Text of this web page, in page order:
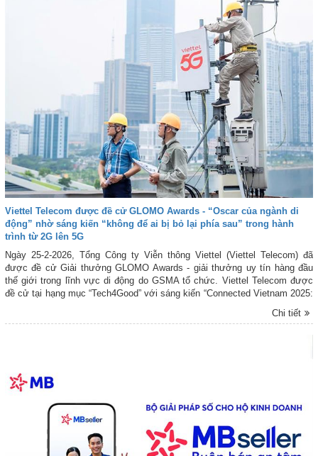
Viettel Telecom được đề cử GLOMO Awards - “Oscar của ngành di
động” nhờ sáng kiến “không để ai bị bỏ lại phía sau” trong hành
trình từ 2G lên 5G
Ngày 25-2-2026, Tổng Công ty Viễn thông Viettel (Viettel Telecom) đã
được đề cử Giải thưởng GLOMO Awards - giải thưởng uy tín hàng đầu
thế giới trong lĩnh vực di động do GSMA tổ chức. Viettel Telecom được
đề cử tại hạng mục “Tech4Good” với sáng kiến “Connected Vietnam 2025:
No One Left Behind from 2G to 5G” (Kết nối Việt Nam 2025: Không để ai
Chi tiết